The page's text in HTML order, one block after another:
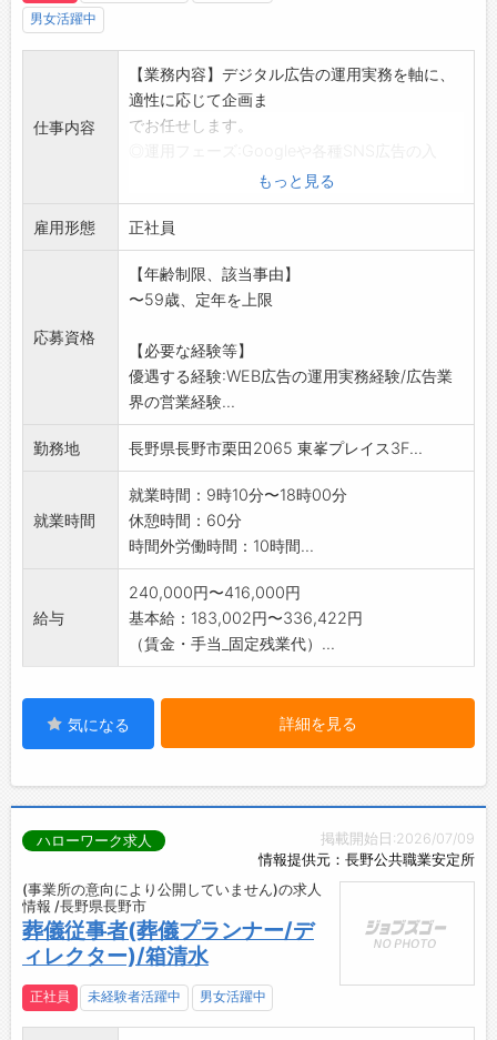
男女活躍中
仕事内容
【業務内容】デジタル広告の運用実務を軸に、
適性に応じて企画ま
でお任せします。
数値管理、レポート作成、既存顧客への実績
報告を行います。
◎企画フェーズ:運用知見を活かし、ターゲット
選定や媒体選定、
制作チームへの指示、顧客の課題解決に向け
ンを担当。WEB広告以外にTVCMやイベント
も手掛けます。
【魅力】
単なる数値管理に留まらず、大手クライアント
のプロモーションを
いポジションです。
【仕事の
変更範囲:なし】
もっと見る
雇用形態 正社員
応募資格
【年齢制限、該当事由】
〜59歳、定年を上限
【必要な経験等】
優遇する経験:WEB広告の運用実務経験/広告業
界の営業経験...
勤務地 長野県長野市栗田2065 東峯プレイス3F...
就業時間
就業時間：9時10分〜18時00分
休憩時間：60分
時間外労働時間：10時間...
給与
240,000円〜416,000円
基本給：183,002円〜336,422円
（賃金・手当_固定残業代）...
気になる 詳細を見る
掲載開始日:2026/07/09
情報提供元：長野公共職業安定所
ハローワーク求人
(事業所の意向により公開していません)の求人
情報 /長野県長野市
葬儀従事者(葬儀プランナー/デ
ィレクター)/箱清水
正社員 未経験者活躍中 男女活躍中